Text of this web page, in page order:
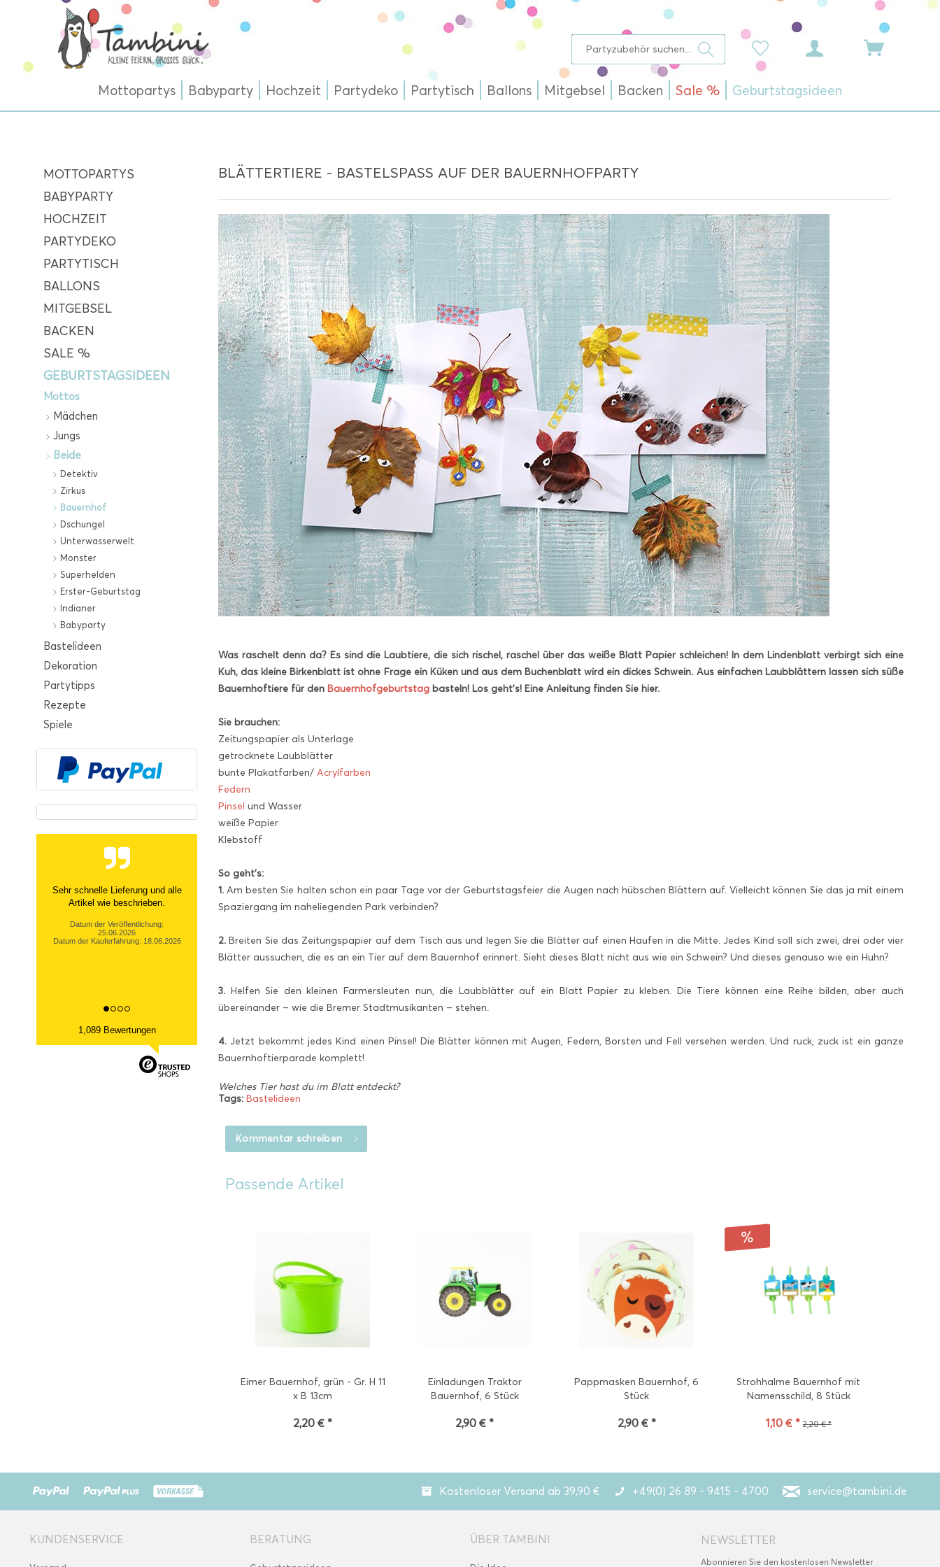
Mottopartys Babyparty Hochzeit Partydeko Partytisch Ballons Mitgebsel Backen Sale % Geburtstagsideen
MOTTOPARTYS
BABYPARTY
HOCHZEIT
PARTYDEKO
PARTYTISCH
BALLONS
MITGEBSEL
BACKEN
SALE %
GEBURTSTAGSIDEEN
Mottos
Mädchen
Jungs
Beide
Detektiv
Zirkus
Bauernhof
Dschungel
Unterwasserwelt
Monster
Superhelden
Erster-Geburtstag
Indianer
Babyparty
Bastelideen
Dekoration
Partytipps
Rezepte
Spiele
Sehr schnelle Lieferung und alle
Artikel wie beschrieben.
Datum der Veröffentlichung:
25.06.2026
Datum der Kauferfahrung: 18.06.2026
1,089 Bewertungen
BLÄTTERTIERE - BASTELSPASS AUF DER BAUERNHOFPARTY
Was raschelt denn da? Es sind die Laubtiere, die sich rischel, raschel über das weiße Blatt Papier schleichen! In dem Lindenblatt verbirgt sich eine
Kuh, das kleine Birkenblatt ist ohne Frage ein Küken und aus dem Buchenblatt wird ein dickes Schwein. Aus einfachen Laubblättern lassen sich süße
Bauernhoftiere für den Bauernhofgeburtstag basteln! Los geht’s! Eine Anleitung finden Sie hier.
Sie brauchen:
Zeitungspapier als Unterlage
getrocknete Laubblätter
bunte Plakatfarben/ Acrylfarben
Federn
Pinsel und Wasser
weiße Papier
Klebstoff
So geht’s:
1. Am besten Sie halten schon ein paar Tage vor der Geburtstagsfeier die Augen nach hübschen Blättern auf. Vielleicht können Sie das ja mit einem
Spaziergang im naheliegenden Park verbinden?
2. Breiten Sie das Zeitungspapier auf dem Tisch aus und legen Sie die Blätter auf einen Haufen in die Mitte. Jedes Kind soll sich zwei, drei oder vier
Blätter aussuchen, die es an ein Tier auf dem Bauernhof erinnert. Sieht dieses Blatt nicht aus wie ein Schwein? Und dieses genauso wie ein Huhn?
3. Helfen Sie den kleinen Farmersleuten nun, die Laubblätter auf ein Blatt Papier zu kleben. Die Tiere können eine Reihe bilden, aber auch
übereinander – wie die Bremer Stadtmusikanten – stehen.
4. Jetzt bekommt jedes Kind einen Pinsel! Die Blätter können mit Augen, Federn, Borsten und Fell versehen werden. Und ruck, zuck ist ein ganze
Bauernhoftierparade komplett!
Welches Tier hast du im Blatt entdeckt?
Tags: Bastelideen
Kommentar schreiben
Passende Artikel
Eimer Bauernhof, grün - Gr. H 11
x B 13cm
2,20 € *
Einladungen Traktor
Bauernhof, 6 Stück
2,90 € *
Pappmasken Bauernhof, 6
Stück
2,90 € *
Strohhalme Bauernhof mit
Namensschild, 8 Stück
1,10 € * 2,20 € *
Kostenloser Versand ab 39,90 € +49(0) 26 89 - 9415 - 4700 service@tambini.de
KUNDENSERVICE BERATUNG ÜBER TAMBINI NEWSLETTER
Abonnieren Sie den kostenlosen Newsletter